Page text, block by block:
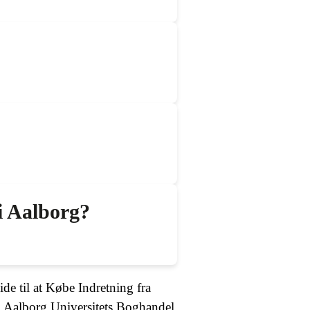
Aalborg?
til at Købe Indretning fra
Universitets Boghandel